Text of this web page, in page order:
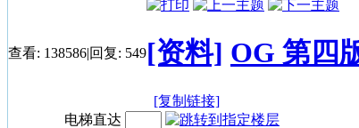
查看: 138586|回复: 549[资料] OG 第四
[复制链接]
电梯直达